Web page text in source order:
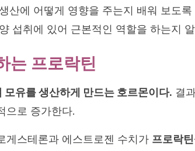
산에 어떻게 영향을 주는지 배워 보도록
섭취에 있어 근본적인 역할을 하는지
는 프로락틴
모유를 생산하게 만드는 호르몬이다. 결
으로 증가한다.
게스테론과 에스트로젠 수치가 프로락